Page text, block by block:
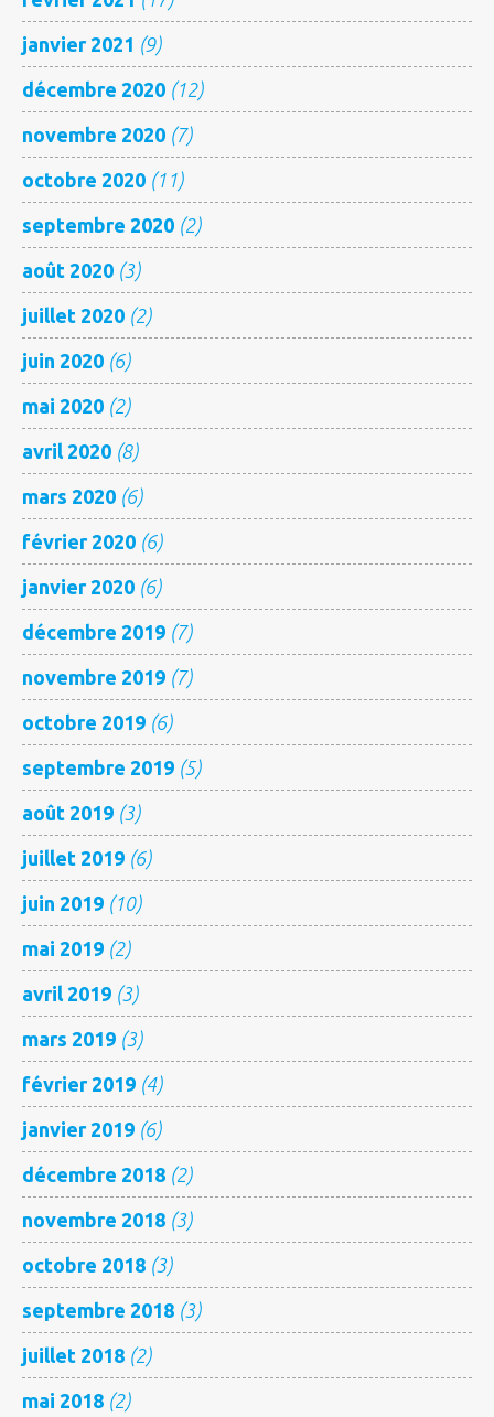
janvier 2021 (9)
décembre 2020 (12)
novembre 2020 (7)
octobre 2020 (11)
septembre 2020 (2)
août 2020 (3)
juillet 2020 (2)
juin 2020 (6)
mai 2020 (2)
avril 2020 (8)
mars 2020 (6)
février 2020 (6)
janvier 2020 (6)
décembre 2019 (7)
novembre 2019 (7)
octobre 2019 (6)
septembre 2019 (5)
août 2019 (3)
juillet 2019 (6)
juin 2019 (10)
mai 2019 (2)
avril 2019 (3)
mars 2019 (3)
février 2019 (4)
janvier 2019 (6)
décembre 2018 (2)
novembre 2018 (3)
octobre 2018 (3)
septembre 2018 (3)
juillet 2018 (2)
mai 2018 (2)